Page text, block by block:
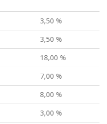
3,50 %
3,50 %
18,00 %
7,00 %
8,00 %
3,00 %